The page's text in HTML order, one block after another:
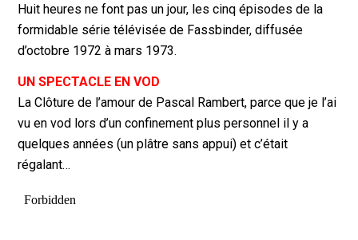
Huit heures ne font pas un jour, les cinq épisodes de la
formidable série télévisée de Fassbinder, diffusée
d’octobre 1972 à mars 1973.
UN SPECTACLE EN VOD
La Clôture de l’amour de Pascal Rambert, parce que je l’ai
vu en vod lors d’un confinement plus personnel il y a
quelques années (un plâtre sans appui) et c’était
régalant…